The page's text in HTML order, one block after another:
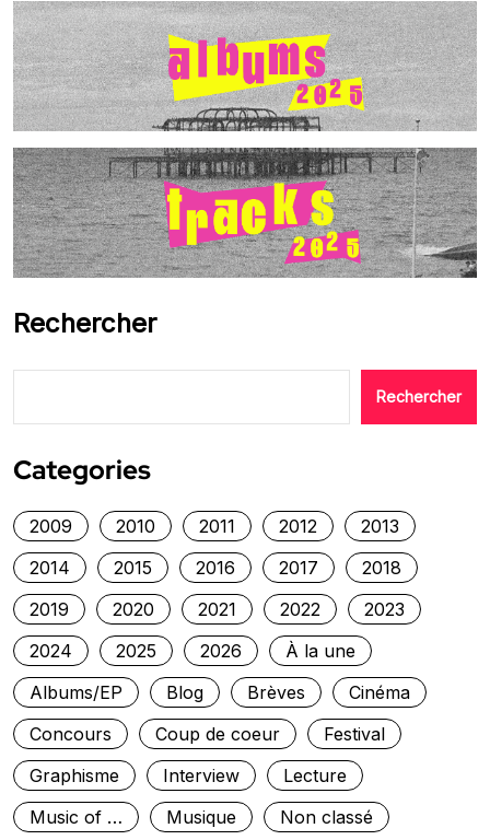
Rechercher
Rechercher
Categories
2009 2010 2011 2012
2013
2014
2015 2016 2017
2018
2019
2020 2021 2022
2023
2024
2025 2026
À la une
Albums/EP
Blog Brèves
Cinéma
Concours
Coup de coeur
Festival
Graphisme
Interview
Lecture
Music of …
Musique
Non classé